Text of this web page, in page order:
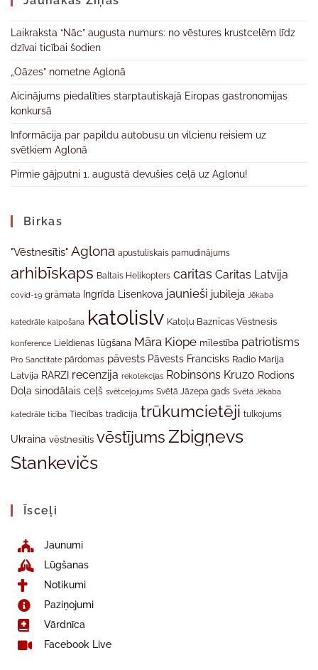
Laikraksta “Nāc” augusta numurs: no vēstures krustcelēm līdz
dzīvai ticībai šodien
„Oāzes” nometne Aglonā
Aicinājums piedalīties starptautiskajā Eiropas gastronomijas
konkursā
Informācija par papildu autobusu un vilcienu reisiem uz
svētkiem Aglonā
Pirmie gājputni 1. augustā devušies ceļā uz Aglonu!
Birkas
"Vēstnesītis" Aglona apustuliskais pamudinājums
arhibīskaps Baltais Helikopters caritas Caritas Latvija
covid-19 grāmata Ingrīda Lisenkova jaunieši jubileja Jēkaba
katedrāle kalpošana katolislv Katoļu Baznīcas Vēstnesis
konference Lieldienas lūgšana Māra Kiope mīlestība patriotisms
Pro Sanctitate pārdomas pāvests Pāvests Francisks Radio Marija
Latvija RARZI recenzija rekolekcijas Robinsons Kruzo Rodions
Doļa sinodālais ceļš svētceļojums Svētā Jāzepa gads Svētā Jēkaba
katedrāle ticība Tiecības tradīcija trūkumcietēji tulkojums
Ukraina vēstnesītis vēstījumsZbigņevs
Stankevičs
Īsceļi
Jaunumi
Lūgšanas
Notikumi
Paziņojumi
Vārdnīca
Facebook Live